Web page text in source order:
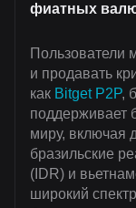
фиатных
Пользователи
и продавать
как Bitget P2P,
поддерживает
миру, включая
бразильские
(IDR) и
широкий